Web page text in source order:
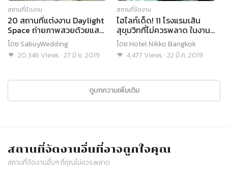
สถานที่จัดงาน
20 สถานที่แต่งงาน Daylight
Space ถ่ายภาพสวยด้วยแสง
ธรรมชาติ
โดย SabuyWedding
20,346 Views ·27 มิ.ย. 2019
สถานที่จัดงาน
ไฮไลท์เด็ด! 11 โรงแรมเส้น
สุขุมวิทที่ไม่ควรพลาด ในงาน
SabuyWedding Festival
2019
โดย Hotel Nikko Bangkok
4,477 Views ·22 มี.ค. 2019
ดูบทความเพิ่มเติม
สถานที่จัดงานอื่นที่อาจถูกใจคุณ
สถานที่จัดงานอื่นๆ ที่คุณไม่ควรพลาด